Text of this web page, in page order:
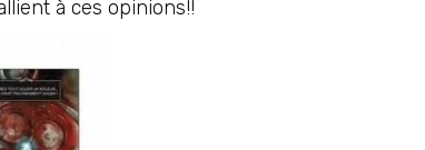
à ces opinions!!